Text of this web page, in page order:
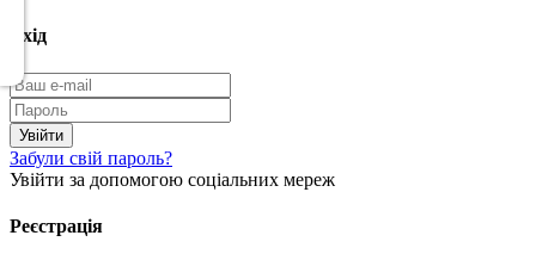
Вхід
Забули свій пароль?
Увійти за допомогою соціальних мереж
Реєстрація
CSV
Скачать
CSV
(Опт)
XLS